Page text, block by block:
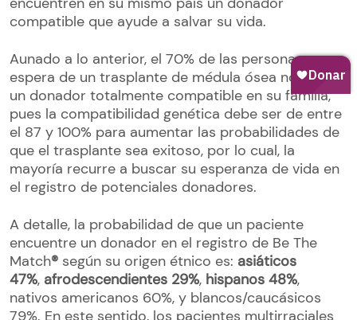
compatible que ayude a salvar su vida.
Aunado a lo anterior, el 70% de las personas en
espera de un trasplante de médula ósea no tienen
un donador totalmente compatible en su familia,
pues la compatibilidad genética debe ser de entre
el 87 y 100% para aumentar las probabilidades de
que el trasplante sea exitoso, por lo cual, la
mayoría recurre a buscar su esperanza de vida en
el registro de potenciales donadores.
A detalle, la probabilidad de que un paciente
encuentre un donador en el registro de Be The
Match® según su origen étnico es: asiáticos
47%, afrodescendientes 29%, hispanos 48%,
nativos americanos 60%, y blancos/caucásicos